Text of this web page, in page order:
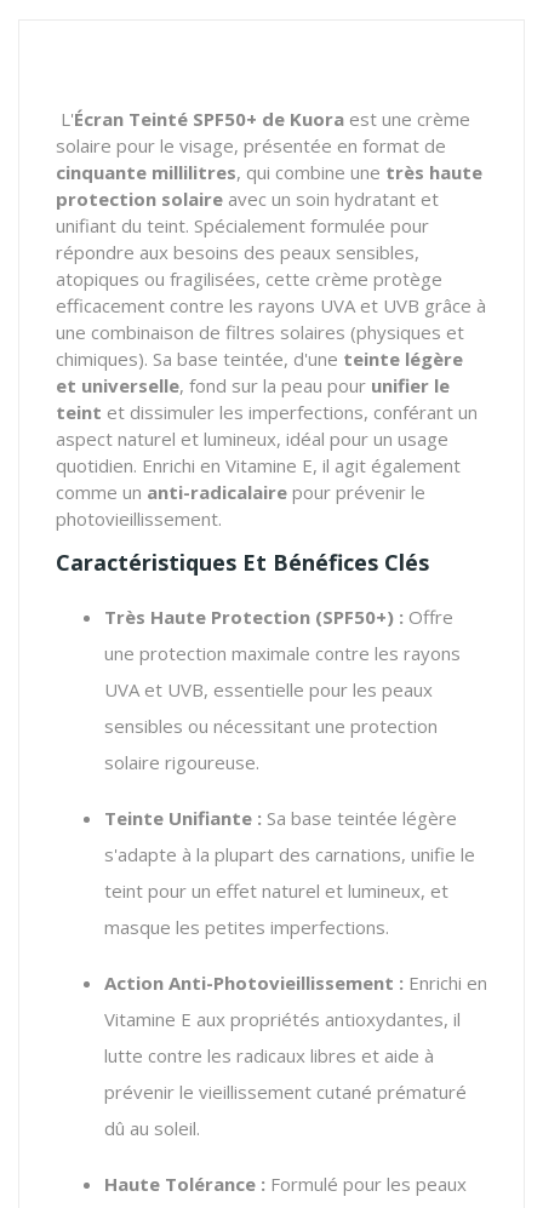
L'Écran Teinté SPF50+ de Kuora est une crème
solaire pour le visage, présentée en format de
cinquante millilitres, qui combine une très haute
protection solaire avec un soin hydratant et
unifiant du teint. Spécialement formulée pour
répondre aux besoins des peaux sensibles,
atopiques ou fragilisées, cette crème protège
efficacement contre les rayons UVA et UVB grâce à
une combinaison de filtres solaires (physiques et
chimiques). Sa base teintée, d'une teinte légère
et universelle, fond sur la peau pour unifier le
teint et dissimuler les imperfections, conférant un
aspect naturel et lumineux, idéal pour un usage
quotidien. Enrichi en Vitamine E, il agit également
comme un anti-radicalaire pour prévenir le
photovieillissement.
Caractéristiques Et Bénéfices Clés
Très Haute Protection (SPF50+) : Offre
une protection maximale contre les rayons
UVA et UVB, essentielle pour les peaux
sensibles ou nécessitant une protection
solaire rigoureuse.
Teinte Unifiante : Sa base teintée légère
s'adapte à la plupart des carnations, unifie le
teint pour un effet naturel et lumineux, et
masque les petites imperfections.
Action Anti-Photovieillissement : Enrichi en
Vitamine E aux propriétés antioxydantes, il
lutte contre les radicaux libres et aide à
prévenir le vieillissement cutané prématuré
dû au soleil.
Haute Tolérance : Formulé pour les peaux